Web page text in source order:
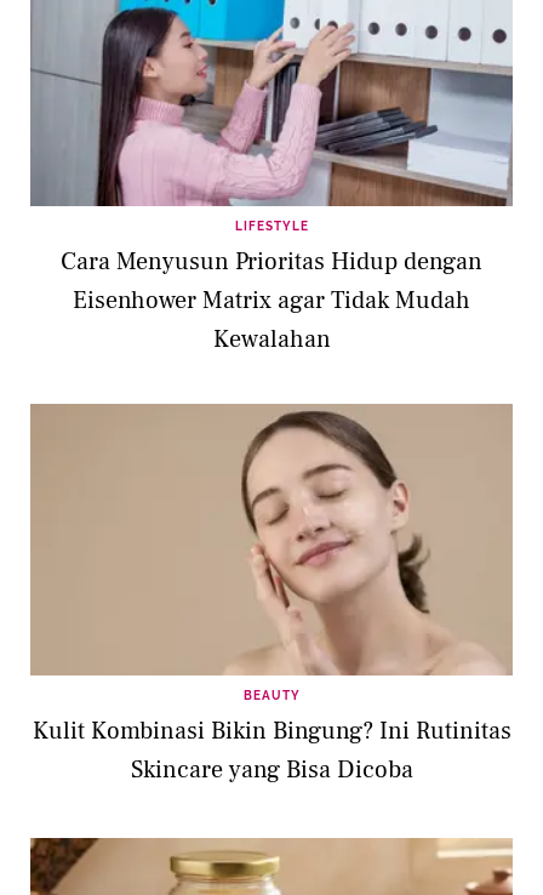
LIFESTYLE
Cara Menyusun Prioritas Hidup dengan
Eisenhower Matrix agar Tidak Mudah
Kewalahan
BEAUTY
Kulit Kombinasi Bikin Bingung? Ini Rutinitas
Skincare yang Bisa Dicoba